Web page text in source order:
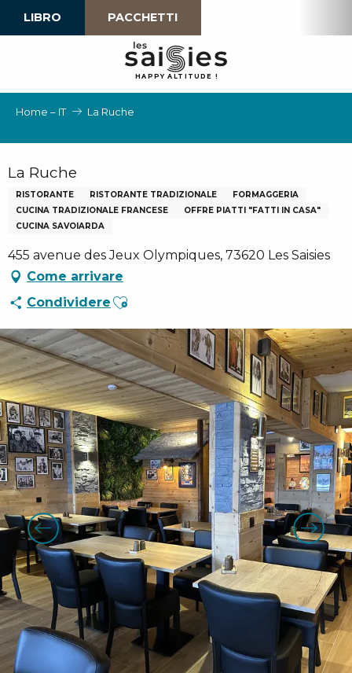
LIBRO PACCHETTI
HAPPY ALTI TU D E !
Home – IT La Ruche
La Ruche
RISTORANTE RISTORANTE TRADIZIONALE
FORMAGGERIA
CUCINA TRADIZIONALE FRANCESE
OFFRE PIATTI "FATTI IN CASA"
CUCINA SAVOIARDA
455 avenue des Jeux Olympiques, 73620 Les Saisies
Come arrivare
Condividere Ajouter aux favoris